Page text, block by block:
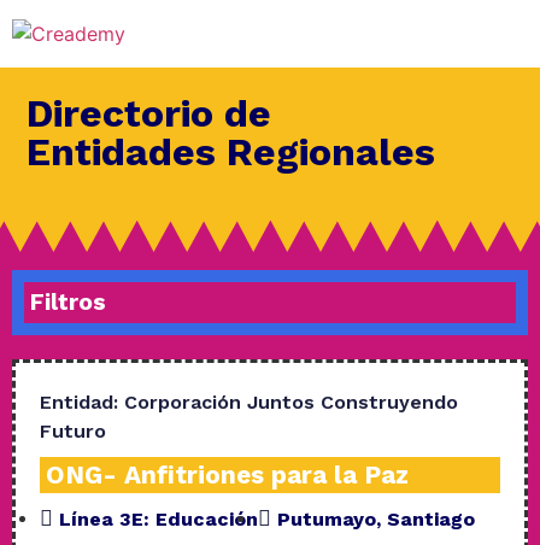
Directorio de
Entidades Regionales
Filtros
Entidad: Corporación Juntos Construyendo
Futuro
ONG- Anfitriones para la Paz
Línea 3E: Educación Putumayo, Santiago